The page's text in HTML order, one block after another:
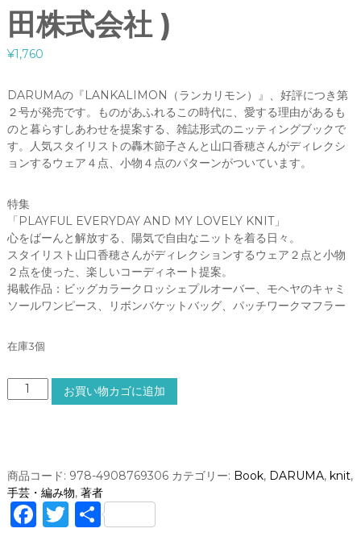
田株式会社 )
¥1,760
DARUMAの『LANKALIMON（ランカリモン）』、好評につき第
２号が発売です。ものがあふれるこの時代に、愛する理由があるも
のと暮らすしあわせを提案する、雑誌形式のニッティングブックで
す。人気スタイリストの轟木節子さんと山口香穂さんがディレクシ
ョンするウェア４点、小物４点のパターンがついています。
特集
「PLAYFUL EVERYDAY AND MY LOVELY KNIT」
心をばーんと解放する、陽気で自由なニットを着る日々。
スタイリスト山口香穂さんがディレクションするウェア２点と小物
２点を使った、楽しいコーディネート提案。
掲載作品：ビッグカラークロッシェプルオーバー、モヘヤのキャミ
ソールワンピース、リボンバケットバッグ、パッチワークマフラー
在庫3個
A
L
I
M
O
お買い物カゴに追加
商品コード: 978-4908769306 カテゴリー: Book, DARUMA, knit,
手芸・編み物, 著者
F T 共